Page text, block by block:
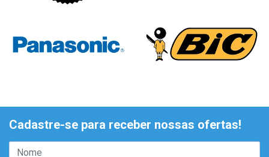
Cadastre-se para receber nossas ofertas!